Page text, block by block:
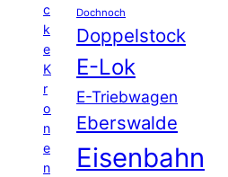
c
k
e
K
r
o
n
e
n
Dochnoch
Doppelstock
E-Lok
E-Triebwagen
Eberswalde
Eisenbahn